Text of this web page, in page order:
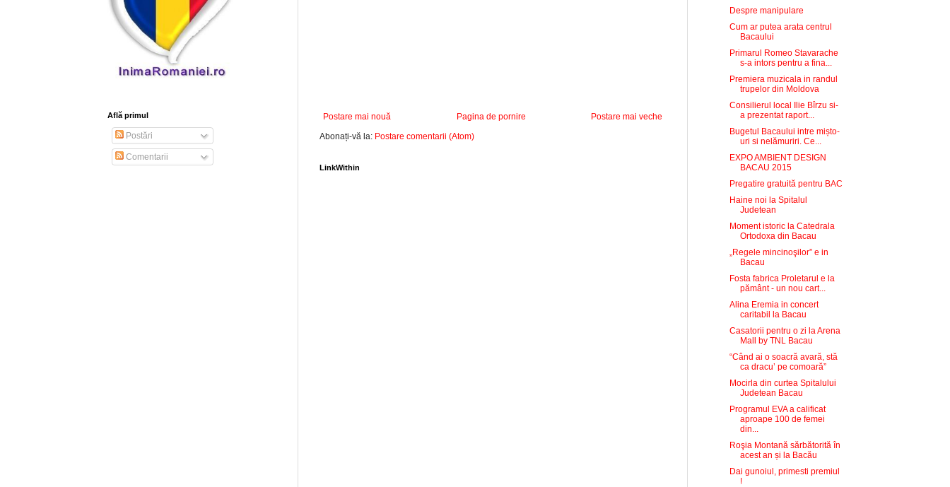
Postare mai nouă Postare mai veche
Pagina de pornire
Abonați-vă la: Postare comentarii (Atom)
LinkWithin
Află primul
Postări
Comentarii
Despre manipulare
Cum ar putea arata centrul
Bacaului
Primarul Romeo Stavarache
s-a intors pentru a fina...
Premiera muzicala in randul
trupelor din Moldova
Consilierul local Ilie Bîrzu si-
a prezentat raport...
Bugetul Bacaului intre mișto-
uri si nelămuriri. Ce...
EXPO AMBIENT DESIGN
BACAU 2015
Pregatire gratuită pentru BAC
Haine noi la Spitalul
Judetean
Moment istoric la Catedrala
Ortodoxa din Bacau
„Regele mincinoşilor” e in
Bacau
Fosta fabrica Proletarul e la
pământ - un nou cart...
Alina Eremia in concert
caritabil la Bacau
Casatorii pentru o zi la Arena
Mall by TNL Bacau
“Când ai o soacră avară, stă
ca dracu’ pe comoară”
Mocirla din curtea Spitalului
Judetean Bacau
Programul EVA a calificat
aproape 100 de femei
din...
Roşia Montană sărbătorită în
acest an și la Bacău
Dai gunoiul, primesti premiul
!